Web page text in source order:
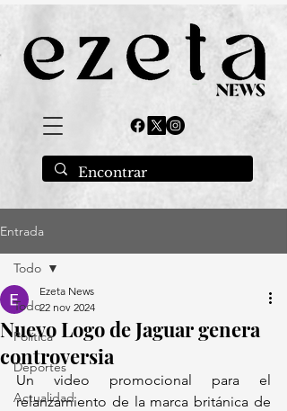
Entrada
Todo
Política
Deportes
Actualidad
Todo
Nuevo Logo de Jaguar genera
controversia
Ezeta News
22 nov 2024
Un video promocional para el
relanzamiento de la marca británica de